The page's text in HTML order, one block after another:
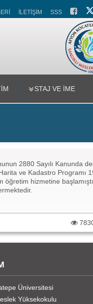
İLETİŞİM SSS
STAJ VE İME
2880 Sayılı Kanunda
ve Kadastro Programı
öğretim hizmetine
Üniversitesi
Yüksekokulu